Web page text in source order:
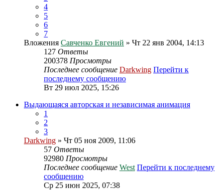
4
5
6
7
Вложения Савченко Евгений » Чт 22 янв 2004, 14:13
127 Ответы
200378 Просмотры
Последнее сообщение Darkwing Перейти к
последнему сообщению
Вт 29 июл 2025, 15:26
Выдающаяся авторская и независимая анимация
1
2
3
Darkwing » Чт 05 ноя 2009, 11:06
57 Ответы
92980 Просмотры
Последнее сообщение West Перейти к последнему
сообщению
Ср 25 июн 2025, 07:38